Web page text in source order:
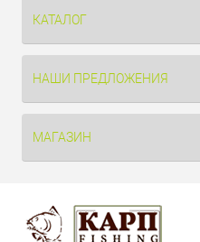
КАТАЛОГ
НАШИ ПРЕДЛОЖЕНИЯ
МАГАЗИН